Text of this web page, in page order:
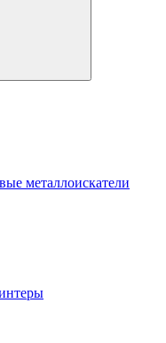
металлоискатели